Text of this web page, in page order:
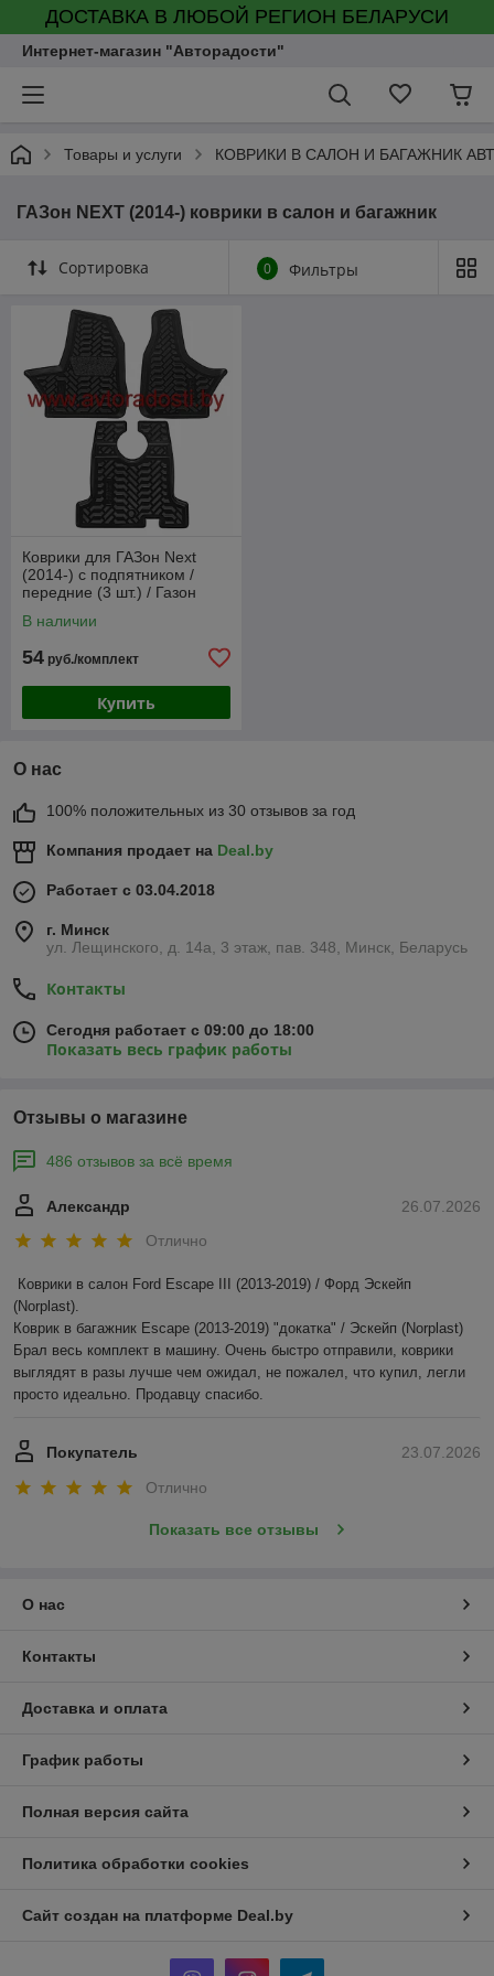
ДОСТАВКА В ЛЮБОЙ РЕГИОН БЕЛАРУСИ
Интернет-магазин "Авторадости"
Товары и услуги КОВРИКИ В САЛОН И БАГАЖНИК
ГАЗон NEXT (2014-) коврики в салон и багажник
Сортировка 0 Фильтры
Коврики для ГАЗон Next
(2014-) c подпятником /
передние (3 шт.) / Газон
В наличии
54 руб./комплект
Купить
О нас
100% положительных из 30 отзывов за год
Компания продает на Deal.by
Работает с 03.04.2018
г. Минск
ул. Лещинского, д. 14а, 3 этаж, пав. 348, Минск, Беларусь
Контакты
Сегодня работает с 09:00 до 18:00
Показать весь график работы
Отзывы о магазине
486 отзывов за всё время
26.07.2026
Александр
Отлично
Коврики в салон Ford Escape III (2013-2019) / Форд Эскейп
(Norplast).
Коврик в багажник Escape (2013-2019) "докатка" / Эскейп (Norplast)
Брал весь комплект в машину. Очень быстро отправили, коврики
выглядят в разы лучше чем ожидал, не пожалел, что купил, легли
просто идеально. Продавцу спасибо.
23.07.2026
Покупатель
Отлично
Показать все отзывы
О нас
Контакты
Доставка и оплата
График работы
Полная версия сайта
Политика обработки cookies
Сайт создан на платформе Deal.by